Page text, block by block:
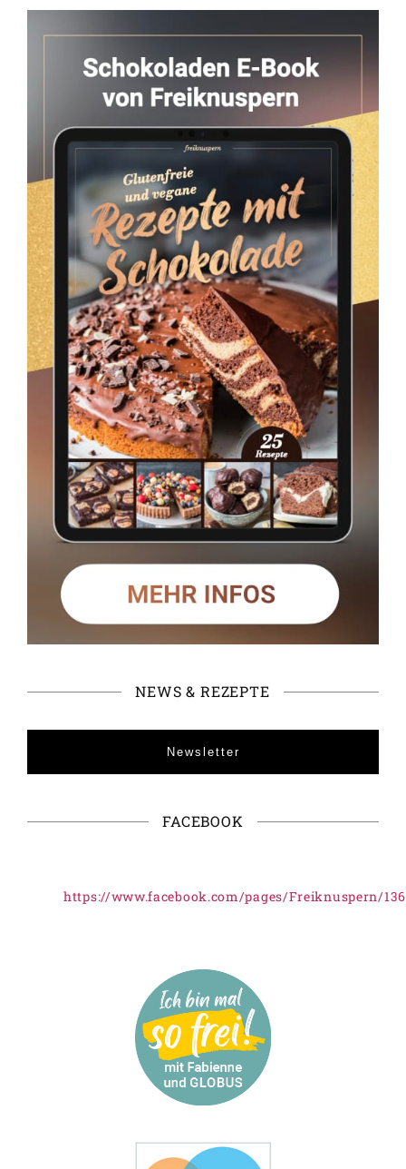
NEWS & REZEPTE
Newsletter
FACEBOOK
https://www.facebook.com/pages/Freiknuspern/